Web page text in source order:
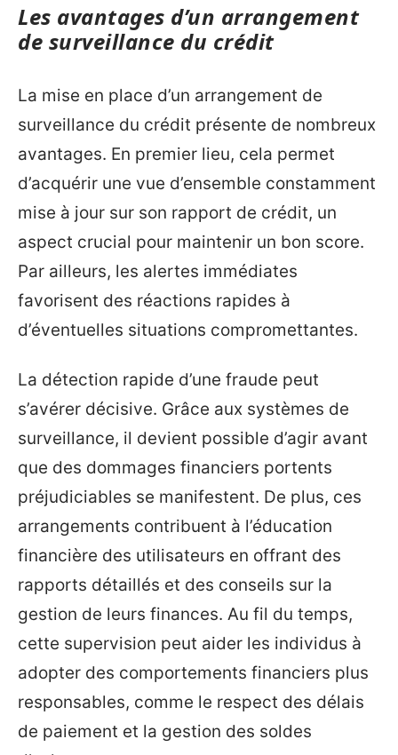
Les avantages d’un arrangement
de surveillance du crédit
La mise en place d’un arrangement de
surveillance du crédit présente de nombreux
avantages. En premier lieu, cela permet
d’acquérir une vue d’ensemble constamment
mise à jour sur son rapport de crédit, un
aspect crucial pour maintenir un bon score.
Par ailleurs, les alertes immédiates
favorisent des réactions rapides à
d’éventuelles situations compromettantes.
La détection rapide d’une fraude peut
s’avérer décisive. Grâce aux systèmes de
surveillance, il devient possible d’agir avant
que des dommages financiers portents
préjudiciables se manifestent. De plus, ces
arrangements contribuent à l’éducation
financière des utilisateurs en offrant des
rapports détaillés et des conseils sur la
gestion de leurs finances. Au fil du temps,
cette supervision peut aider les individus à
adopter des comportements financiers plus
responsables, comme le respect des délais
de paiement et la gestion des soldes